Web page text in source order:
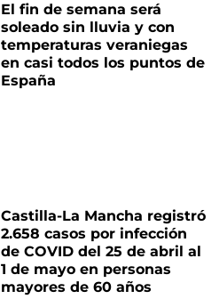
El fin de semana será
soleado sin lluvia y con
temperaturas veraniegas
en casi todos los puntos de
España
Castilla-La Mancha registró
2.658 casos por infección
de COVID del 25 de abril al
1 de mayo en personas
mayores de 60 años